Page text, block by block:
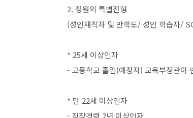
2. 정원외 특별전형
(성인재직자 및 만학도/ 성인 학습자/
* 25세 이상인자
- 고등학교 졸업(예정자) 교육부장관이
* 만 22세 이상인자
- 직장경력 2년 이상인자